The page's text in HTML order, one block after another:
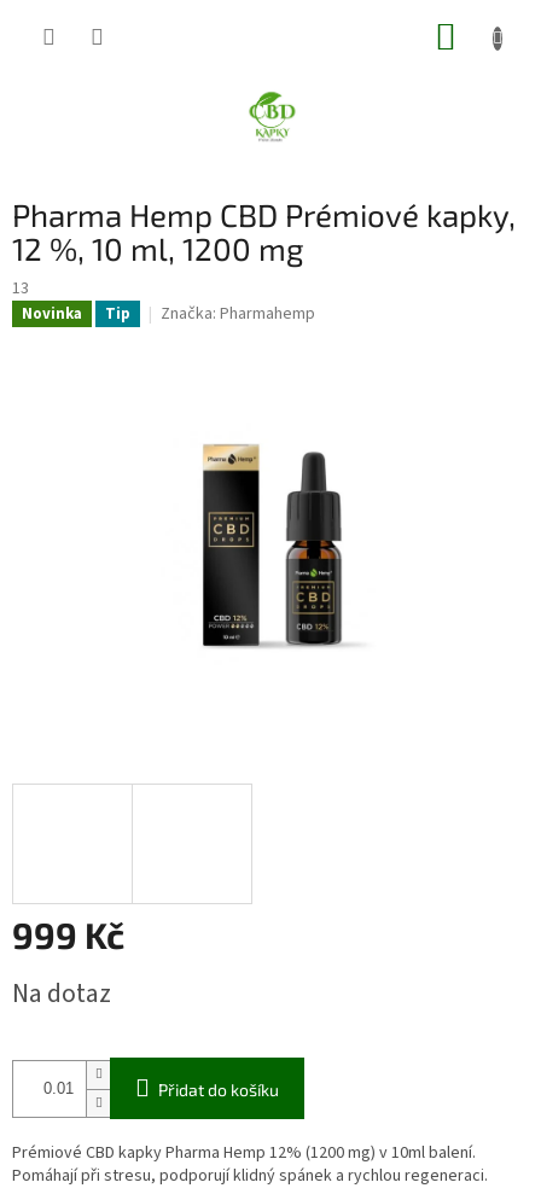
Pharma Hemp CBD Prémiové kapky,
12 %, 10 ml, 1200 mg
13
Novinka Tip Značka: Pharmahemp
999 Kč
cena:
Na dotaz
Přidat do košíku
Prémiové CBD kapky Pharma Hemp 12% (1200 mg) v 10ml balení.
Pomáhají při stresu, podporují klidný spánek a rychlou regeneraci.